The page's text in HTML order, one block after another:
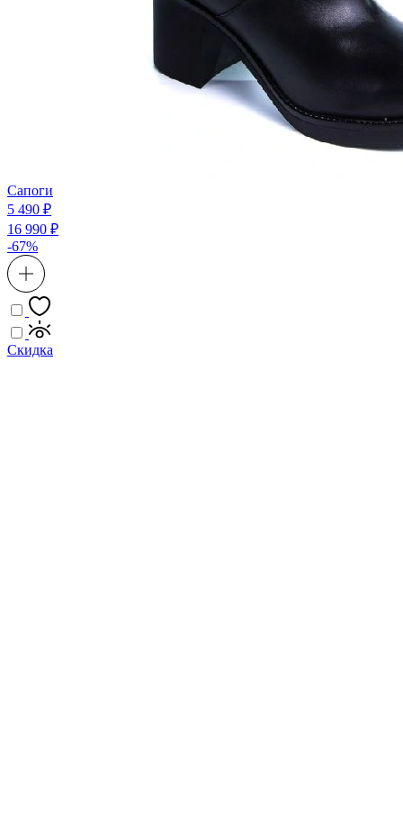
Сапоги
5 490 ₽
16 990 ₽
-67%
Скидка